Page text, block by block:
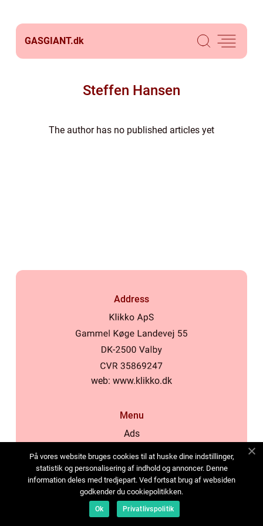
GASGIANT.dk
Steffen Hansen
The author has no published articles yet
Address
web: www.klikko.dk
Menu
Ads
Cookies
Contact
Sitemap
På vores website bruges cookies til at huske dine indstillinger,
statistik og personalisering af indhold og annoncer. Denne
information deles med tredjepart. Ved fortsat brug af websiden
godkender du cookiepolitikken.
Ok Privatlivspolitik